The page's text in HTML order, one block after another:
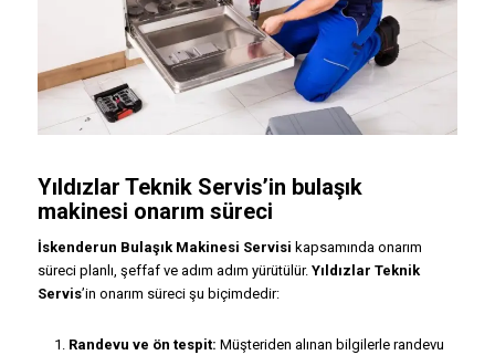
Yıldızlar Teknik Servis’in bulaşık
makinesi onarım süreci
İskenderun Bulaşık Makinesi Servisi kapsamında onarım
süreci planlı, şeffaf ve adım adım yürütülür. Yıldızlar Teknik
Servis’in onarım süreci şu biçimdedir:
Randevu ve ön tespit: Müşteriden alınan bilgilerle randevu